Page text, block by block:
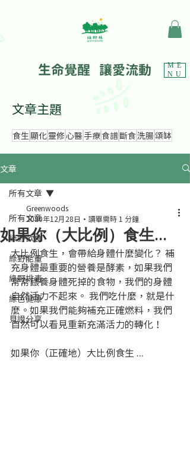
ME
NU
生命覺醒 讓愛流動
文章主題
食生顯化靈修心醫 手療食譜斷食洗腸頌缽
文章
所有文章
綠野飲食
綠野能量
綠野排毒
綠色健康
見證分享
所有文章
如果你（大比例）食生...
Greenwoods
2020年12月28日
讀畢需時 1 分鐘
大比例食生，會帶給身體什麼變化？ 補
充身體最重要的營養是酵素，如果我們
常常餵養身體死掉的食物，我們的身體
自然活力不起來。 我們吃什麼，就是什
麼。如果我們能夠補充正確燃料，我們
自然可以看見重新充滿活力的轉化！
如果你（正確地）大比例食生 ...